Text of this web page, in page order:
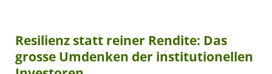
Resilienz statt reiner Rendite: Das
grosse Umdenken der institutionellen